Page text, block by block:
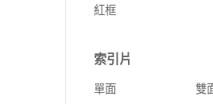
紅框
索引片
單面 雙